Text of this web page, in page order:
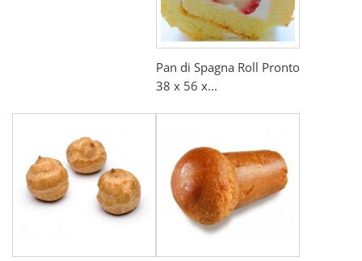
Pan di Spagna Roll Pronto
38 x 56 x...